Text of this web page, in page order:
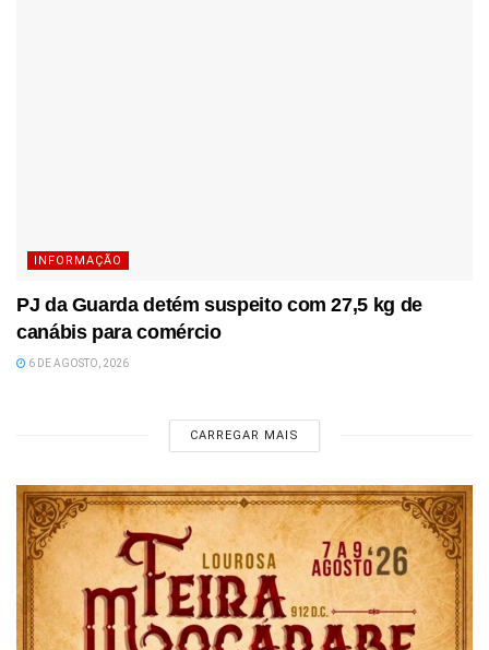
INFORMAÇÃO
PJ da Guarda detém suspeito com 27,5 kg de
canábis para comércio
6 DE AGOSTO, 2026
CARREGAR MAIS